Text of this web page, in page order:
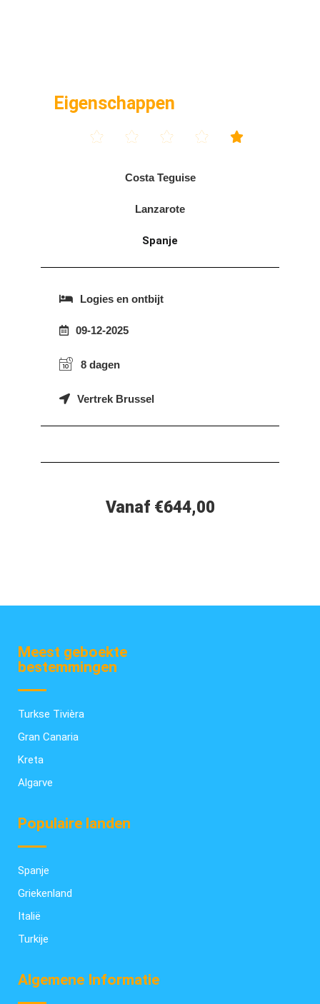
Eigenschappen
    
Costa Teguise
Lanzarote
Spanje
Logies en ontbijt
09-12-2025
8 dagen
Vertrek Brussel
Vanaf €644,00
Meest geboekte
bestemmingen
Turkse Tivièra
Gran Canaria
Kreta
Algarve
Populaire landen
Spanje
Griekenland
Italië
Turkije
Algemene Informatie